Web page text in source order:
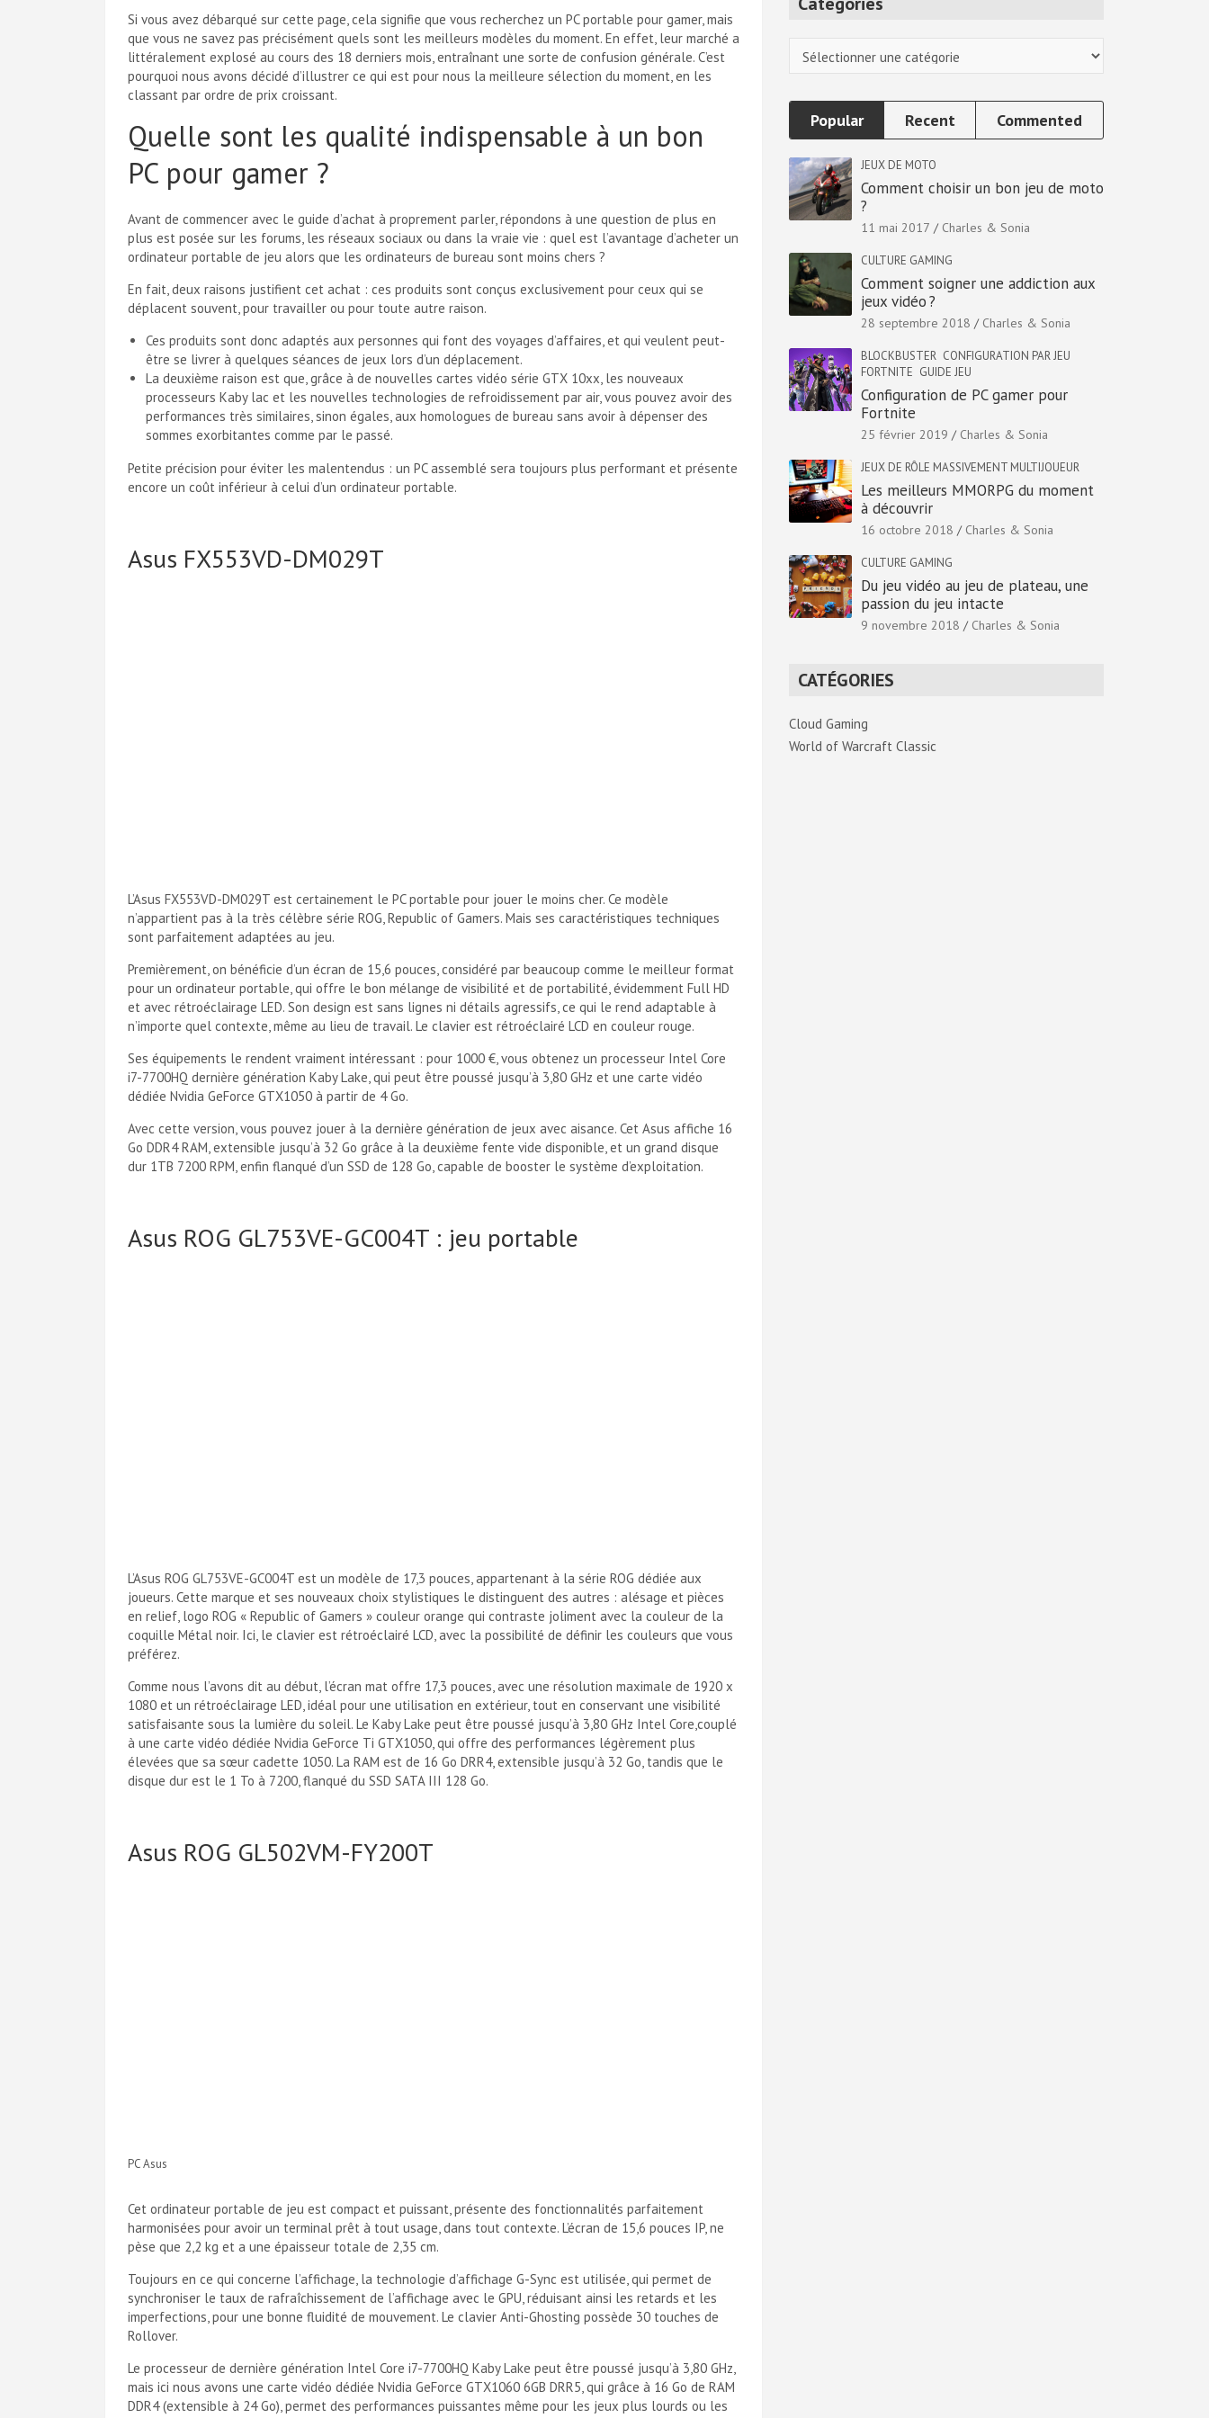
Si vous avez débarqué sur cette page, cela signifie que vous recherchez un PC portable pour gamer, mais
que vous ne savez pas précisément quels sont les meilleurs modèles du moment. En effet, leur marché a
littéralement explosé au cours des 18 derniers mois, entraînant une sorte de confusion générale. C’est
pourquoi nous avons décidé d’illustrer ce qui est pour nous la meilleure sélection du moment, en les
classant par ordre de prix croissant.
Quelle sont les qualité indispensable à un bon
PC pour gamer ?
Avant de commencer avec le guide d’achat à proprement parler, répondons à une question de plus en
plus est posée sur les forums, les réseaux sociaux ou dans la vraie vie : quel est l’avantage d’acheter un
ordinateur portable de jeu alors que les ordinateurs de bureau sont moins chers ?
En fait, deux raisons justifient cet achat : ces produits sont conçus exclusivement pour ceux qui se
déplacent souvent, pour travailler ou pour toute autre raison.
Ces produits sont donc adaptés aux personnes qui font des voyages d’affaires, et qui veulent peut-
être se livrer à quelques séances de jeux lors d’un déplacement.
La deuxième raison est que, grâce à de nouvelles cartes vidéo série GTX 10xx, les nouveaux
processeurs Kaby lac et les nouvelles technologies de refroidissement par air, vous pouvez avoir des
performances très similaires, sinon égales, aux homologues de bureau sans avoir à dépenser des
sommes exorbitantes comme par le passé.
Petite précision pour éviter les malentendus : un PC assemblé sera toujours plus performant et présente
encore un coût inférieur à celui d’un ordinateur portable.
Asus FX553VD-DM029T
L’Asus FX553VD-DM029T est certainement le PC portable pour jouer le moins cher. Ce modèle
n’appartient pas à la très célèbre série ROG, Republic of Gamers. Mais ses caractéristiques techniques
sont parfaitement adaptées au jeu.
Premièrement, on bénéficie d’un écran de 15,6 pouces, considéré par beaucoup comme le meilleur format
pour un ordinateur portable, qui offre le bon mélange de visibilité et de portabilité, évidemment Full HD
et avec rétroéclairage LED. Son design est sans lignes ni détails agressifs, ce qui le rend adaptable à
n’importe quel contexte, même au lieu de travail. Le clavier est rétroéclairé LCD en couleur rouge.
Ses équipements le rendent vraiment intéressant : pour 1000 €, vous obtenez un processeur Intel Core
i7-7700HQ dernière génération Kaby Lake, qui peut être poussé jusqu’à 3,80 GHz et une carte vidéo
dédiée Nvidia GeForce GTX1050 à partir de 4 Go.
Avec cette version, vous pouvez jouer à la dernière génération de jeux avec aisance. Cet Asus affiche 16
Go DDR4 RAM, extensible jusqu’à 32 Go grâce à la deuxième fente vide disponible, et un grand disque
dur 1TB 7200 RPM, enfin flanqué d’un SSD de 128 Go, capable de booster le système d’exploitation.
Asus ROG GL753VE-GC004T : jeu portable
L’Asus ROG GL753VE-GC004T est un modèle de 17,3 pouces, appartenant à la série ROG dédiée aux
joueurs. Cette marque et ses nouveaux choix stylistiques le distinguent des autres : alésage et pièces
en relief, logo ROG « Republic of Gamers » couleur orange qui contraste joliment avec la couleur de la
coquille Métal noir. Ici, le clavier est rétroéclairé LCD, avec la possibilité de définir les couleurs que vous
préférez.
Comme nous l’avons dit au début, l’écran mat offre 17,3 pouces, avec une résolution maximale de 1920 x
1080 et un rétroéclairage LED, idéal pour une utilisation en extérieur, tout en conservant une visibilité
satisfaisante sous la lumière du soleil. Le Kaby Lake peut être poussé jusqu’à 3,80 GHz Intel Core,couplé
à une carte vidéo dédiée Nvidia GeForce Ti GTX1050, qui offre des performances légèrement plus
élevées que sa sœur cadette 1050. La RAM est de 16 Go DRR4, extensible jusqu’à 32 Go, tandis que le
disque dur est le 1 To à 7200, flanqué du SSD SATA III 128 Go.
Asus ROG GL502VM-FY200T
PC Asus
Cet ordinateur portable de jeu est compact et puissant, présente des fonctionnalités parfaitement
harmonisées pour avoir un terminal prêt à tout usage, dans tout contexte. L’écran de 15,6 pouces IP, ne
pèse que 2,2 kg et a une épaisseur totale de 2,35 cm.
Toujours en ce qui concerne l’affichage, la technologie d’affichage G-Sync est utilisée, qui permet de
synchroniser le taux de rafraîchissement de l’affichage avec le GPU, réduisant ainsi les retards et les
imperfections, pour une bonne fluidité de mouvement. Le clavier Anti-Ghosting possède 30 touches de
Rollover.
Le processeur de dernière génération Intel Core i7-7700HQ Kaby Lake peut être poussé jusqu’à 3,80 GHz,
mais ici nous avons une carte vidéo dédiée Nvidia GeForce GTX1060 6GB DRR5, qui grâce à 16 Go de RAM
DDR4 (extensible à 24 Go), permet des performances puissantes même pour les jeux plus lourds ou les
Popular Recent Commented
JEUX DE MOTO
Comment choisir un bon jeu de moto
?
11 mai 2017 Charles & Sonia
CULTURE GAMING
Comment soigner une addiction aux
jeux vidéo ?
28 septembre 2018 Charles & Sonia
BLOCKBUSTER CONFIGURATION PAR JEU
FORTNITE GUIDE JEU
Configuration de PC gamer pour
Fortnite
25 février 2019 Charles & Sonia
JEUX DE RÔLE MASSIVEMENT MULTIJOUEUR
Les meilleurs MMORPG du moment
à découvrir
16 octobre 2018 Charles & Sonia
CULTURE GAMING
Du jeu vidéo au jeu de plateau, une
passion du jeu intacte
9 novembre 2018 Charles & Sonia
CATÉGORIES
Cloud Gaming
World of Warcraft Classic